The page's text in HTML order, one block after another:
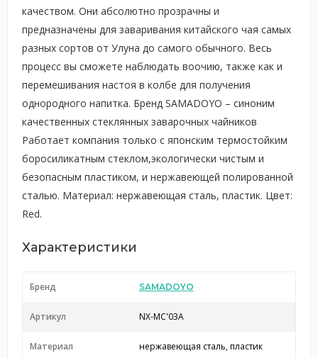
качеством. Они абсолютно прозрачны и
предназначены для заваривания китайского чая самых
разных сортов от Улуна до самого обычного. Весь
процесс вы сможете наблюдать воочию, также как и
перемешивания настоя в колбе для получения
однородного напитка. Бренд SAMADOYO – синоним
качественных стеклянных заварочных чайников
Работает компания только с японским термостойким
боросиликатным стеклом,экологически чистым и
безопасным пластиком, и нержавеющей полированной
сталью. Материал: нержавеющая сталь, пластик. Цвет:
Red.
Характеристики
Бренд SAMADOYO
Артикул NX-MC'03A
Материал нержавеющая сталь, пластик